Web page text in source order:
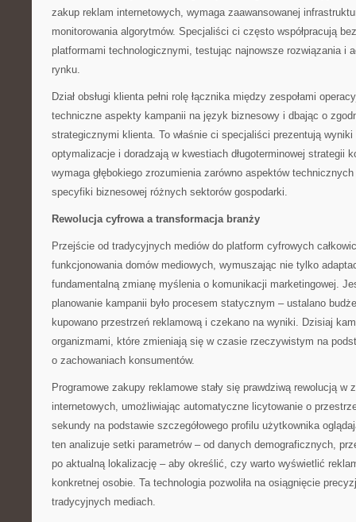
zakup reklam internetowych, wymaga zaawansowanej
monitorowania algorytmów. Specjaliści ci często współpracują
platformami technologicznymi, testując najnowsze rozwiązania i
rynku.
Dział obsługi klienta pełni rolę łącznika między zespołami
techniczne aspekty kampanii na język biznesowy i dbając o
strategicznymi klienta. To właśnie ci specjaliści prezentują
optymalizacje i doradzają w kwestiach długoterminowej strategii
wymaga głębokiego zrozumienia zarówno aspektów
specyfiki biznesowej różnych sektorów gospodarki.
Rewolucja cyfrowa a transformacja branży
Przejście od tradycyjnych mediów do platform cyfrowych
funkcjonowania domów mediowych, wymuszając nie tylko
fundamentalną zmianę myślenia o komunikacji marketingowej.
planowanie kampanii było procesem statycznym – ustalano
kupowano przestrzeń reklamową i czekano na wyniki. Dzisiaj
organizmami, które zmieniają się w czasie rzeczywistym na
o zachowaniach konsumentów.
Programowe zakupy reklamowe stały się prawdziwą rewolucją w
internetowych, umożliwiając automatyczne licytowanie o
sekundy na podstawie szczegółowego profilu użytkownika
ten analizuje setki parametrów – od danych demograficznych,
po aktualną lokalizację – aby określić, czy warto wyświetlić
konkretnej osobie. Ta technologia pozwoliła na osiągnięcie
tradycyjnych mediach.